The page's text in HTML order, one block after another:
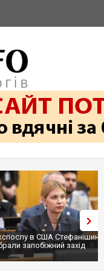
в США
запобіжний захід